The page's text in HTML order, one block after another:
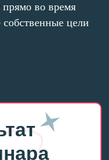
прямо во время
цели